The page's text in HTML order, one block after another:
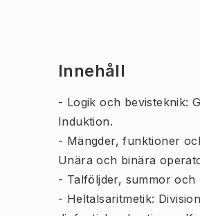
Innehåll
- Logik och bevisteknik:
Induktion.
- Mängder, funktioner
Unära och binära
- Talföljder, summor och
- Heltalsaritmetik: